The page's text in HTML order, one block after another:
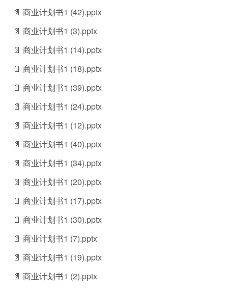
📄 商业计划书1 (42).pptx
📄 商业计划书1 (3).pptx
📄 商业计划书1 (14).pptx
📄 商业计划书1 (18).pptx
📄 商业计划书1 (39).pptx
📄 商业计划书1 (24).pptx
📄 商业计划书1 (12).pptx
📄 商业计划书1 (40).pptx
📄 商业计划书1 (34).pptx
📄 商业计划书1 (20).pptx
📄 商业计划书1 (17).pptx
📄 商业计划书1 (30).pptx
📄 商业计划书1 (7).pptx
📄 商业计划书1 (19).pptx
📄 商业计划书1 (2).pptx